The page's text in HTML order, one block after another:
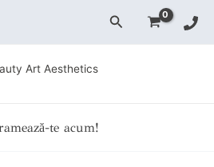
Search
te acum!